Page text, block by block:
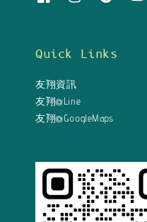
Quick Links
友翔資訊
友翔@Line
友翔@GoogleMaps